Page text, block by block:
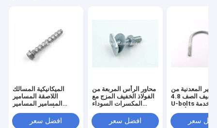
الميكانيكية المسالك
اللاصقة المسامير
المسامير المسامير
المسامير الخرسانة
افضل سعر
محاور الرأس المربعة من
الفولاذ الخفيف المزج مع
المكسرات السوداء
افضل سعر
المعدنية من
الفولاذ الخفيف الصف 4.8
U-bolts المستخدمة
سعر